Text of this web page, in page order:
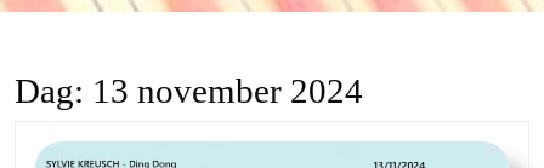
Dag: 13 november 2024